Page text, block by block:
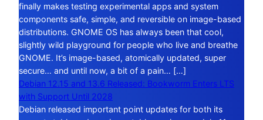
finally makes testing experimental apps and system
components safe, simple, and reversible on image-based
distributions. GNOME OS has always been that cool,
slightly wild playground for people who live and breathe
GNOME. It’s image-based, atomically updated, super
secure… and until now, a bit of a pain… […]
Debian 12.15 and 13.6 Released: Bookworm Enters LTS
with Support Until 2028
Debian released important point updates for both its